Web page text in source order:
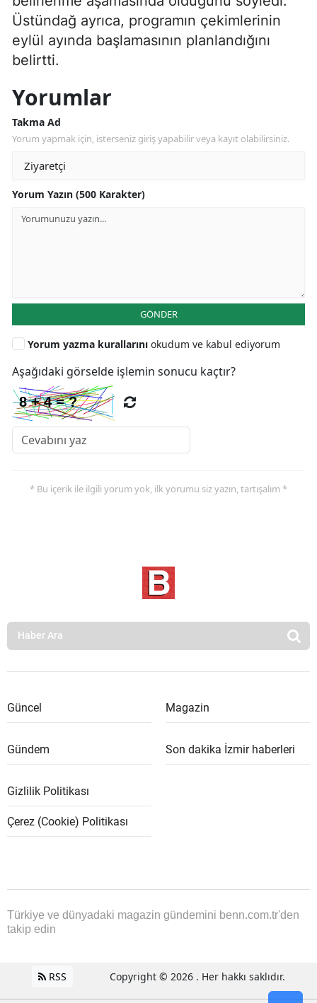
Üstündağ ayrıca, programın çekimlerinin
eylül ayında başlamasının planlandığını
belirtti.
Yorumlar
Takma Ad
Yorum yapmak için, isterseniz giriş yapabilir veya kayıt olabilirsiniz.
Yorum Yazın (500 Karakter)
GÖNDER
Yorum yazma kurallarını okudum ve kabul ediyorum
Aşağıdaki görselde işlemin sonucu kaçtır?
* Bu içerik ile ilgili yorum yok, ilk yorumu siz yazın, tartışalım *
Güncel Magazin
Gündem Son dakika İzmir haberleri
Gizlilik Politikası
Çerez (Cookie) Politikası
Türkiye ve dünyadaki magazin gündemini benn.com.tr'den
takip edin
RSS Copyright © 2026 . Her hakkı saklıdır.